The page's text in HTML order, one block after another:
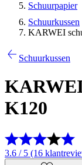
Schuurpapier
Schuurkussen
KARWEI
Schuurkussen
K120
3.6 / 5 (16